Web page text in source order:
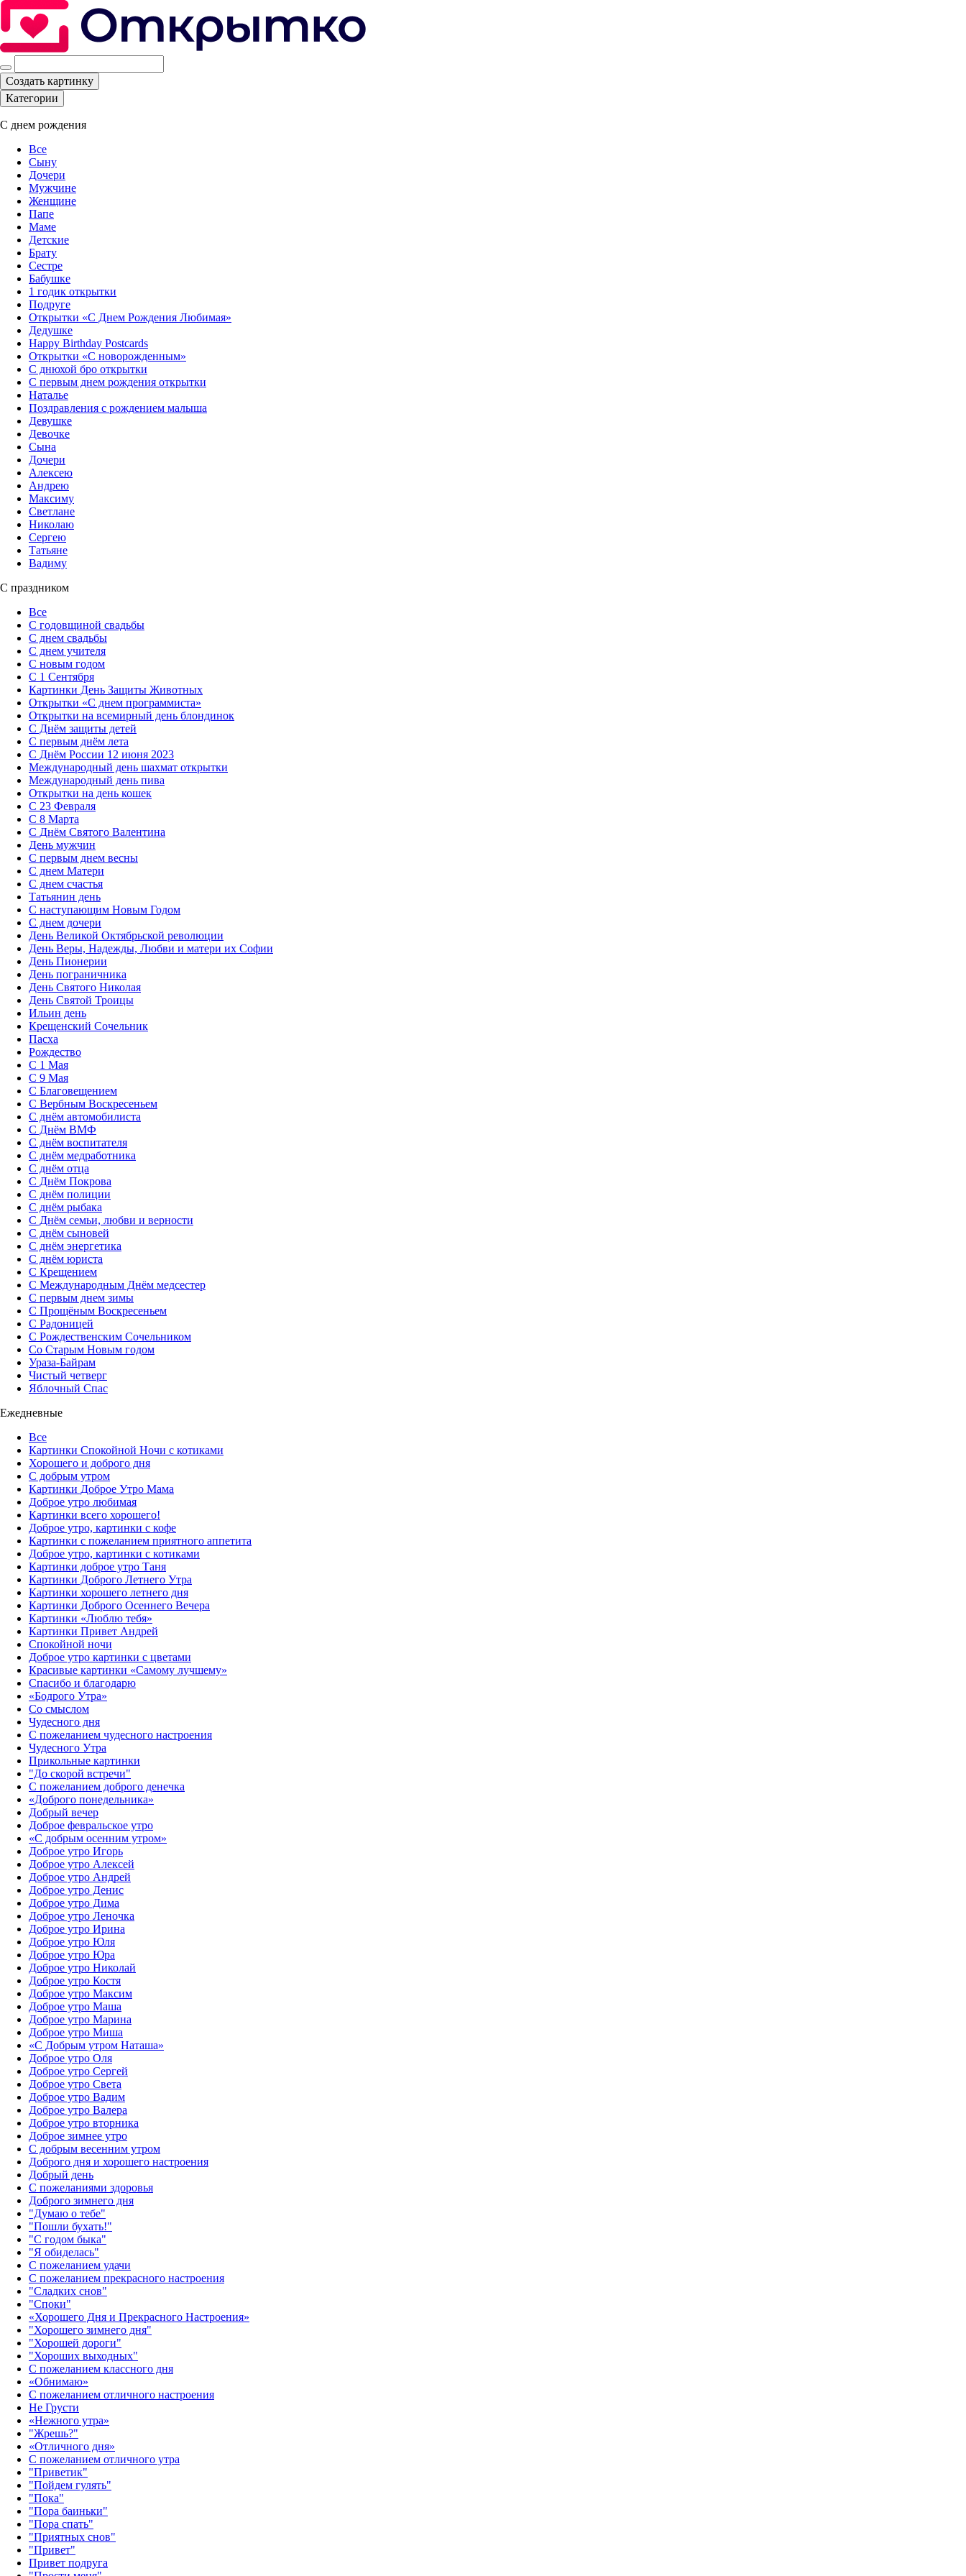
Создать картинку
Категории
С днем рождения
Все
Сыну
Дочери
Мужчине
Женщине
Папе
Маме
Детские
Брату
Сестре
Бабушке
1 годик открытки
Подруге
Открытки «С Днем Рождения Любимая»‎
Дедушке
Happy Birthday Postcards
Открытки «‎С новорожденным»
С днюхой бро открытки
С первым днем рождения открытки
Наталье
Поздравления с рождением малыша
Девушке
Девочке
Сына
Дочери
Алексею
Андрею
Максиму
Светлане
Николаю
Сергею
Татьяне
Вадиму
С праздником
Все
С годовщиной свадьбы
С днем свадьбы
С днем учителя
С новым годом
С 1 Сентября
Картинки День Защиты Животных
Открытки «‎С днем программиста»‎
Открытки на всемирный день блондинок
С Днём защиты детей
С первым днём лета
С Днём России 12 июня 2023
Международный день шахмат открытки
Международный день пива
Открытки на день кошек
С 23 Февраля
С 8 Марта
С Днём Святого Валентина
День мужчин
С первым днем весны
С днем Матери
C днем счастья
Татьянин день
C наступающим Новым Годом
C днем дочери
День Великой Октябрьской революции
День Веры, Надежды, Любви и матери их Софии
День Пионерии
День пограничника
День Святого Николая
День Святой Троицы
Ильин день
Крещенский Сочельник
Пасха
Рождество
С 1 Мая
С 9 Мая
С Благовещением
С Вербным Воскресеньем
С днём автомобилиста
С Днём ВМФ
С днём воспитателя
С днём медработника
С днём отца
С Днём Покрова
С днём полиции
С днём рыбака
С Днём семьи, любви и верности
С днём сыновей
С днём энергетика
С днём юриста
С Крещением
С Международным Днём медсестер
С первым днем зимы
С Прощёным Воскресеньем
С Радоницей
С Рождественским Сочельником
Со Старым Новым годом
Ураза-Байрам
Чистый четверг
Яблочный Спас
Ежедневные
Все
Картинки Спокойной Ночи с котиками
Хорошего и доброго дня
С добрым утром
Картинки Доброе Утро Мама
Доброе утро любимая
Картинки всего хорошего!
Доброе утро, картинки с кофе
Картинки с пожеланием приятного аппетита
Доброе утро, картинки с котиками
Картинки доброе утро Таня
Картинки Доброго Летнего Утра
Картинки хорошего летнего дня
Картинки Доброго Осеннего Вечера
Картинки «Люблю тебя»
Картинки Привет Андрей
Спокойной ночи
Доброе утро картинки с цветами
Красивые картинки «Самому лучшему»
Спасибо и благодарю
«‎Бодрого Утра»‎
Со смыслом
Чудесного дня
С пожеланием чудесного настроения
Чудесного Утра
Прикольные картинки
"До скорой встречи"
С пожеланием доброго денечка
«Доброго понедельника»‎
Добрый вечер
Доброе февральское утро
«С добрым осенним утром»‎
Доброе утро Игорь
Доброе утро Алексей
Доброе утро Андрей
Доброе утро Денис
Доброе утро Дима
Доброе утро Леночка
Доброе утро Ирина
Доброе утро Юля
Доброе утро Юра
Доброе утро Николай
Доброе утро Костя
Доброе утро Максим
Доброе утро Маша
Доброе утро Марина
Доброе утро Миша
«С Добрым утром Наташа»
Доброе утро Оля
Доброе утро Сергей
Доброе утро Света
Доброе утро Вадим
Доброе утро Валера
Доброе утро вторника
Доброе зимнее утро
С добрым весенним утром
Доброго дня и хорошего настроения
Добрый день
С пожеланиями здоровья
Доброго зимнего дня
"Думаю о тебе"
"Пошли бухать!"
"С годом быка"
"Я обиделась"
С пожеланием удачи
С пожеланием прекрасного настроения
"Сладких снов"
"Споки"
«Хорошего Дня и Прекрасного Настроения»
"Хорошего зимнего дня"
"Хорошей дороги"
"Хороших выходных"
С пожеланием классного дня
«Обнимаю»
С пожеланием отличного настроения
Не Грусти
«Нежного утра»‎
"Жрешь?"
«Отличного дня»‎
С пожеланием отличного утра
"Приветик"
"Пойдем гулять"
"Пока"
"Пора баиньки"
"Пора спать"
"Приятных снов"
"Привет"
Привет подруга